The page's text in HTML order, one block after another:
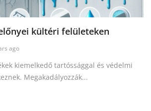
kültéri felületeken
ago
kiemelkedő tartóssággal és védelmi
Megakadályozzák...